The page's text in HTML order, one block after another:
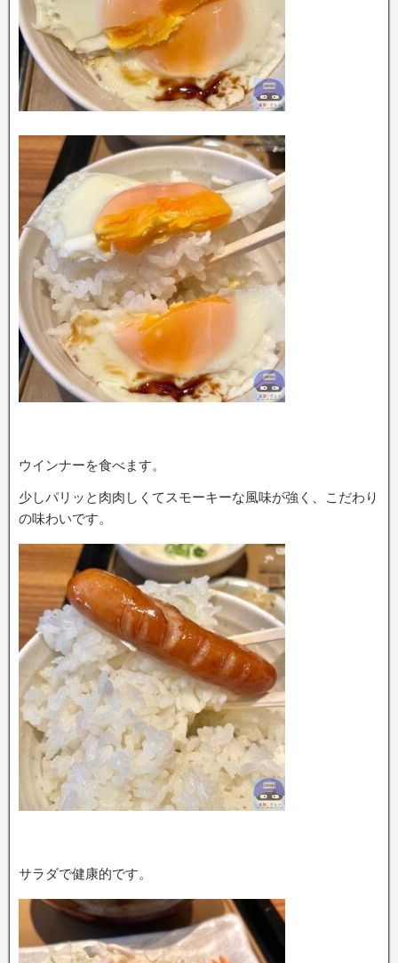
ウインナーを食べます。
少しパリッと肉肉しくてスモーキーな風味が強く、こだわり
の味わいです。
サラダで健康的です。